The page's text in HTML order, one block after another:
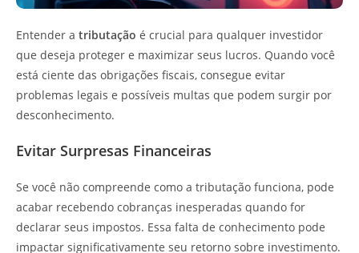
Entender a tributação é crucial para qualquer investidor
que deseja proteger e maximizar seus lucros. Quando você
está ciente das obrigações fiscais, consegue evitar
problemas legais e possíveis multas que podem surgir por
desconhecimento.
Evitar Surpresas Financeiras
Se você não compreende como a tributação funciona, pode
acabar recebendo cobranças inesperadas quando for
declarar seus impostos. Essa falta de conhecimento pode
impactar significativamente seu retorno sobre investimento.